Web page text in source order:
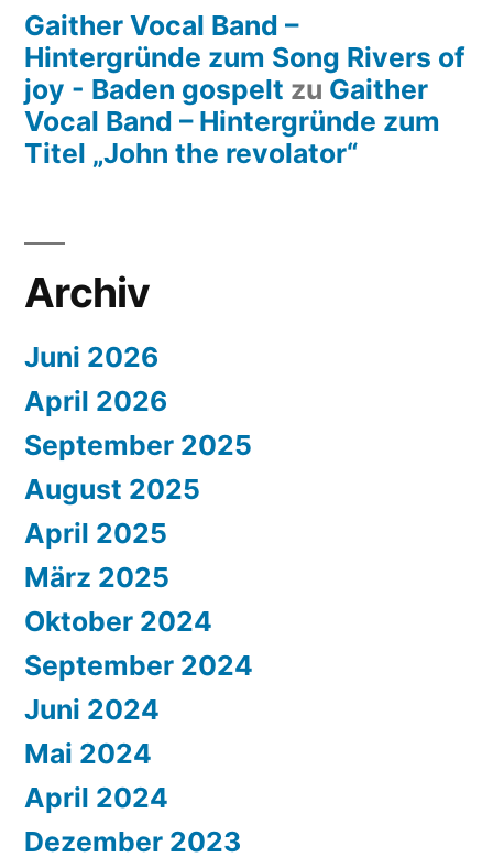
Gaither Vocal Band –
Hintergründe zum Song Rivers of
joy - Baden gospelt zu Gaither
Vocal Band – Hintergründe zum
Titel „John the revolator“
Archiv
Juni 2026
April 2026
September 2025
August 2025
April 2025
März 2025
Oktober 2024
September 2024
Juni 2024
Mai 2024
April 2024
Dezember 2023